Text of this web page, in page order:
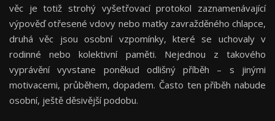
věc je totiž strohý vyšetřovací protokol zaznamenávající
výpověď otřesené vdovy nebo matky zavražděného chlapce,
druhá věc jsou osobní vzpomínky, které se uchovaly v
rodinné nebo kolektivní paměti. Nejednou z takového
vyprávění vyvstane poněkud odlišný příběh – s jinými
motivacemi, průběhem, dopadem. Často ten příběh nabude
osobní, ještě děsivější podobu.